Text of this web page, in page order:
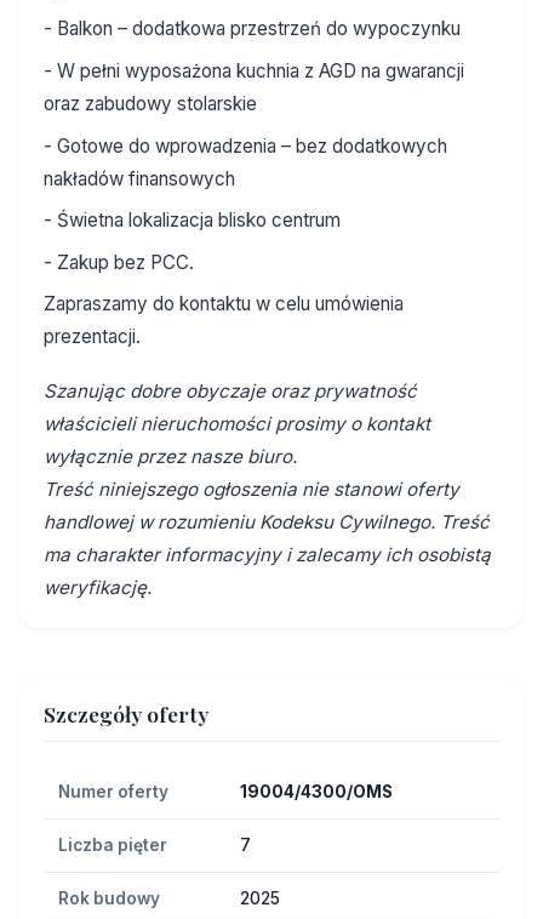
- Balkon – dodatkowa przestrzeń do wypoczynku
- W pełni wyposażona kuchnia z AGD na gwarancji
oraz zabudowy stolarskie
- Gotowe do wprowadzenia – bez dodatkowych
nakładów finansowych
- Świetna lokalizacja blisko centrum
- Zakup bez PCC.
Zapraszamy do kontaktu w celu umówienia
prezentacji.
Szanując dobre obyczaje oraz prywatność
właścicieli nieruchomości prosimy o kontakt
wyłącznie przez nasze biuro.
Treść niniejszego ogłoszenia nie stanowi oferty
handlowej w rozumieniu Kodeksu Cywilnego. Treść
ma charakter informacyjny i zalecamy ich osobistą
weryfikację.
Szczegóły oferty
Numer oferty 19004/4300/OMS
Liczba pięter 7
Rok budowy 2025